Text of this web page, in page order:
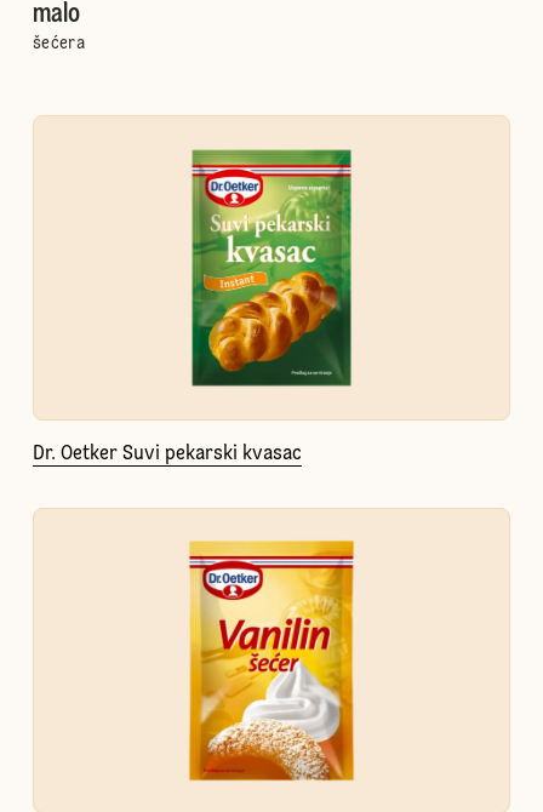
malo
šećera
Dr. Oetker Suvi pekarski kvasac